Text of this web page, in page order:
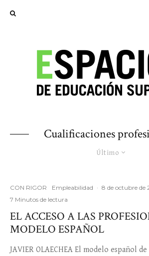
Cualificaciones
Último
CON RIGOR Empleabilidad · 8 de octubre de
7 Minutos de lectura
EL ACCESO A LAS
MODELO ESPAÑOL
JAVIER OLAECHEA El modelo español